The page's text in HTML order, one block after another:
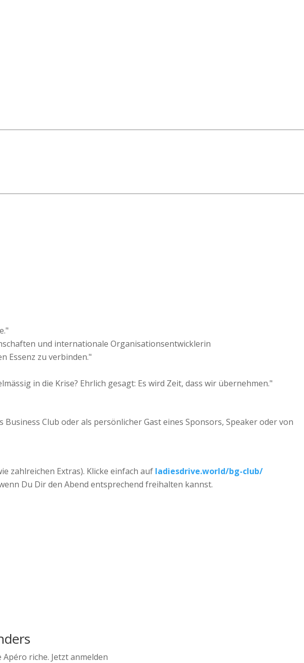
und internationale Organisationsentwicklerin
Essenz zu verbinden."
in die Krise? Ehrlich gesagt: Es wird Zeit, dass wir übernehmen."
Club oder als persönlicher Gast eines Sponsors, Speaker oder von
zahlreichen Extras). Klicke einfach auf ladiesdrive.world/bg-club/
Du Dir den Abend entsprechend freihalten kannst.
riche. Jetzt anmelden